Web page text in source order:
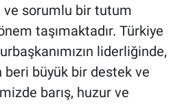
ve sorumlu bir tutum
taşımaktadır. Türkiye
liderliğinde,
beri büyük bir destek ve
barış, huzur ve